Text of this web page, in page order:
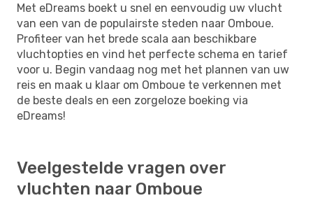
Met eDreams boekt u snel en eenvoudig uw vlucht
van een van de populairste steden naar Omboue.
Profiteer van het brede scala aan beschikbare
vluchtopties en vind het perfecte schema en tarief
voor u. Begin vandaag nog met het plannen van uw
reis en maak u klaar om Omboue te verkennen met
de beste deals en een zorgeloze boeking via
eDreams!
Veelgestelde vragen over
vluchten naar Omboue